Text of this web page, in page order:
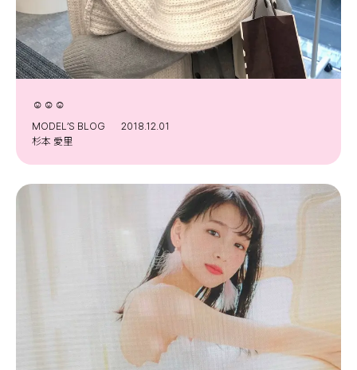
☺︎☺︎☺︎
MODEL’S BLOG
2018.12.01
杉本 愛里